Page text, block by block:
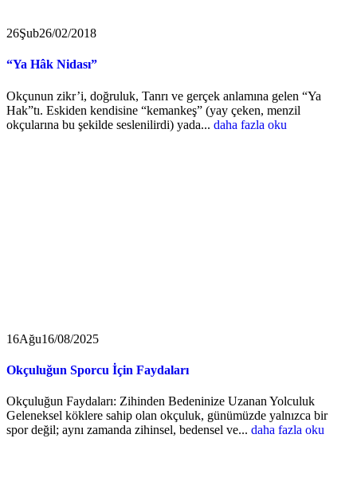
26Şub26/02/2018
“Ya Hâk Nidası”
Okçunun zikr’i, doğruluk, Tanrı ve gerçek anlamına gelen “Ya
Hak”tı. Eskiden kendisine “kemankeş” (yay çeken, menzil
okçularına bu şekilde seslenilirdi) yada... daha fazla oku
16Ağu16/08/2025
Okçuluğun Sporcu İçin Faydaları
Okçuluğun Faydaları: Zihinden Bedeninize Uzanan Yolculuk
Geleneksel köklere sahip olan okçuluk, günümüzde yalnızca bir
spor değil; aynı zamanda zihinsel, bedensel ve... daha fazla oku